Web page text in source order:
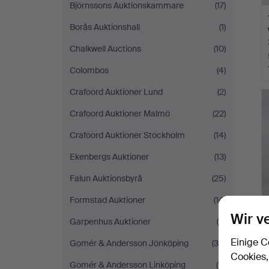
Björnssons Auktionskammare
(17)
Borås Auktionshall
(1)
Chalkwell Auctions
(10)
Colombos
(4)
Crafoord Auktioner Lund
(2)
Crafoord Auktioner Malmö
(22)
Crafoord Auktioner Stockholm
(14)
Ekenbergs Auktioner
(13)
Falun Auktionsbyrå
(25)
Formstad Auktioner
(14)
Garpenhus Auktioner
(5)
Gomér & Andersson Jönköping
(36)
Gomér & Andersson Linköping
(11)
Wir
Einige